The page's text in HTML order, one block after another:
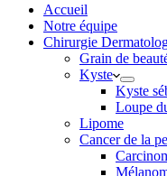
Accueil
Notre équipe
Chirurgie
Grain de
Kyste
Kyste
Loupe
Lipome
Cancer de la